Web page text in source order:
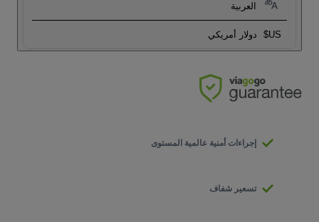
العربية
US$ دولار أمريكي
إجراءات أمنية عالمية المستوى
تسعير شفاف